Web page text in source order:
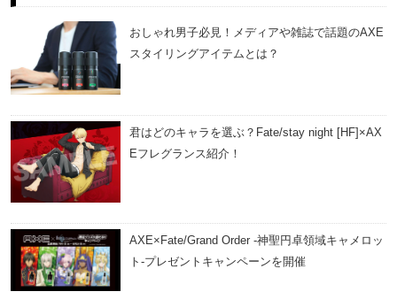
おしゃれ男子必見！メディアや雑誌で話題のAXE
スタイリングアイテムとは？
君はどのキャラを選ぶ？Fate/stay night [HF]×AX
Eフレグランス紹介！
AXE×Fate/Grand Order -神聖円卓領域キャメロッ
ト-プレゼントキャンペーンを開催